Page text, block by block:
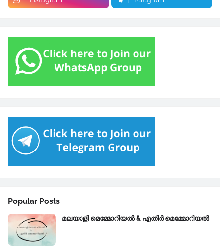
Popular Posts
മലയാളി മെമ്മോറിയൽ & എതിർ മെമ്മോറിയൽ